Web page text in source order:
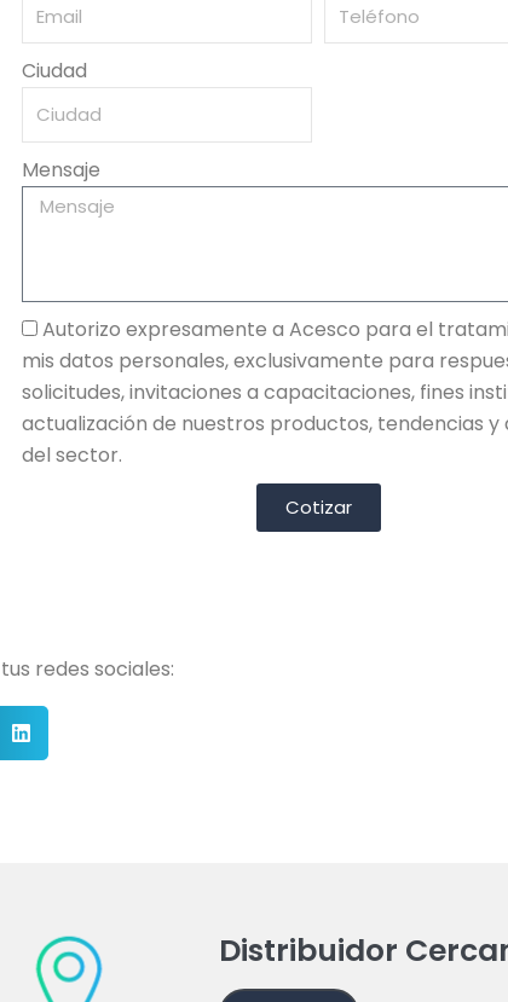
Ciudad
Mensaje
Autorizo expresamente a Acesco para el
mis datos personales, exclusivamente para
solicitudes, invitaciones a capacitaciones, fines
actualización de nuestros productos, tendencias y
del sector.
Cotizar
redes sociales:
Distribuidor